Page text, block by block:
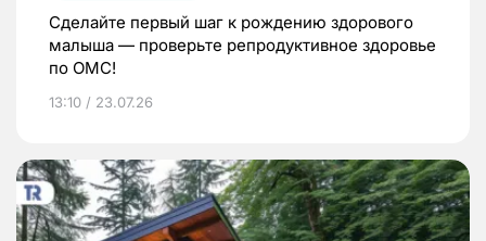
Сделайте первый шаг к рождению здорового
малыша — проверьте репродуктивное здоровье
по ОМС!
13:10 / 23.07.26